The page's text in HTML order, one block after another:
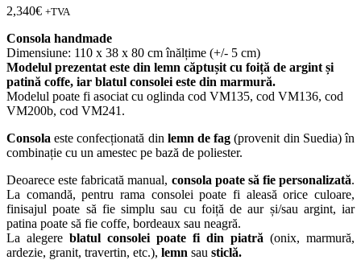
2,340€ +TVA
Consola handmade
Dimensiune: 110 x 38 x 80 cm înălțime (+/- 5 cm)
Modelul prezentat este din lemn căptușit cu foiță de argint și
patină coffe, iar blatul consolei este din marmură.
Modelul poate fi asociat cu oglinda cod VM135, cod VM136, cod
VM200b, cod VM241.
Consola este confecționată din lemn de fag (provenit din Suedia) în
combinație cu un amestec pe bază de poliester.
Deoarece este fabricată manual, consola poate să fie personalizată.
La comandă, pentru rama consolei poate fi aleasă orice culoare,
finisajul poate să fie simplu sau cu foiță de aur și/sau argint, iar
patina poate să fie coffe, bordeaux sau neagră.
La alegere blatul consolei poate fi din piatră (onix, marmură,
ardezie, granit, travertin, etc.), lemn sau sticlă.